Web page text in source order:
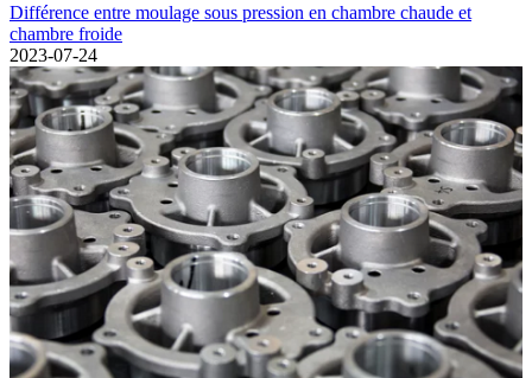
Différence entre moulage sous pression en chambre chaude et
chambre froide
2023-07-24